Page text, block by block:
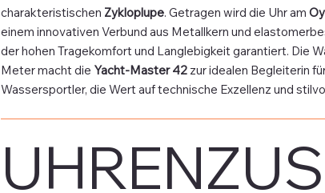
charakteristischen Zykloplupe. Getragen wird die Uhr am
einem innovativen Verbund aus Metallkern und
der hohen Tragekomfort und Langlebigkeit garantiert. Die
Meter macht die Yacht-Master 42zur idealen Begleiterin
Wassersportler, die Wert auf technische Exzellenz und